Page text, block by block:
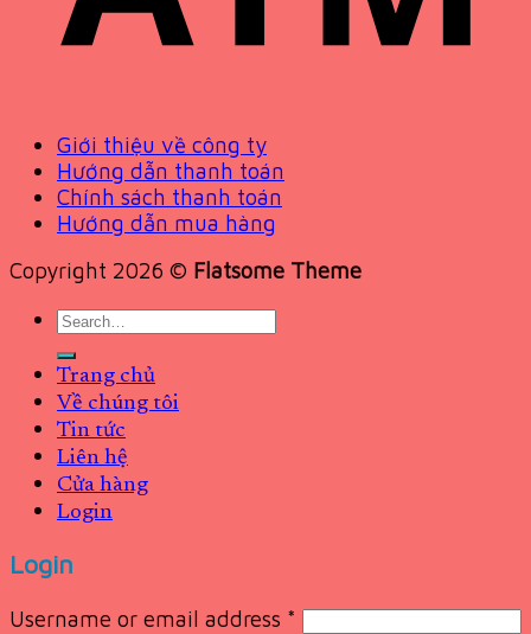
Giới thiệu về công ty
Hướng dẫn thanh toán
Chính sách thanh toán
Hướng dẫn mua hàng
Copyright 2026 © Flatsome Theme
Search
for:
Trang chủ
Về chúng tôi
Tin tức
Liên hệ
Cửa hàng
Login
Login
Username or email address *